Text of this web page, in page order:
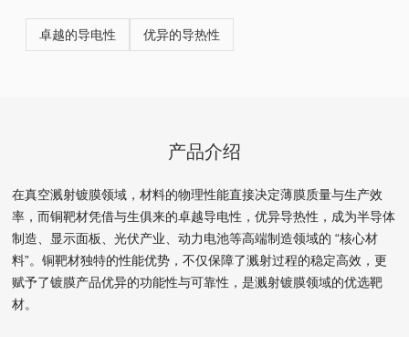
卓越的导电性 优异的导热性
产品介绍
在真空溅射镀膜领域，材料的物理性能直接决定薄膜质量与生产效
率，而铜靶材凭借与生俱来的卓越导电性，优异导热性，成为半导体
制造、显示面板、光伏产业、动力电池等高端制造领域的 “核心材
料”。铜靶材独特的性能优势，不仅保障了溅射过程的稳定高效，更
赋予了镀膜产品优异的功能性与可靠性，是溅射镀膜领域的优选靶
材。